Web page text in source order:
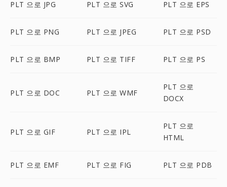
PLT 으로 JPG PLT 으로 SVG PLT 으로 EPS
PLT 으로 PNG PLT 으로 JPEG PLT 으로 PSD
PLT 으로 BMP PLT 으로 TIFF PLT 으로 PS
PLT 으로 DOC PLT 으로 WMF
PLT 으로
DOCX
PLT 으로 GIF PLT 으로 IPL
PLT 으로
HTML
PLT 으로 EMF PLT 으로 FIG PLT 으로 PDB